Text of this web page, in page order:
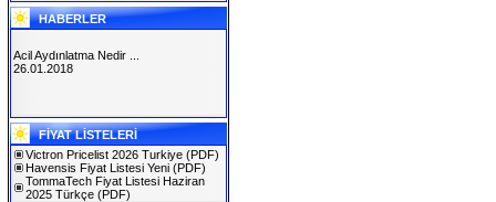
HABERLER
SOLAREX ISTANBUL 2019
30.01.2019
Acil Aydınlatma Nedir ...
26.01.2018
FİYAT LİSTELERİ
Victron Pricelist 2026 Turkiye (PDF)
Havensis Fiyat Listesi Yeni (PDF)
TommaTech Fiyat Listesi Haziran
2025 Türkçe (PDF)